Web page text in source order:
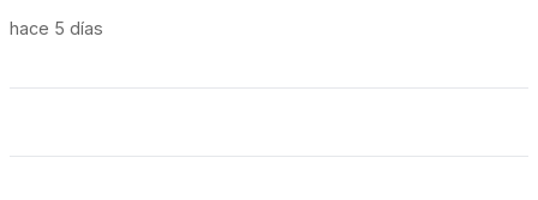
hace 5 días